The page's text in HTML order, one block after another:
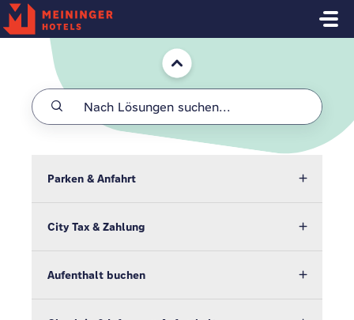
Zum hauptsächlichen Inhalt gehen
Parken & Anfahrt
City Tax & Zahlung
Aufenthalt buchen